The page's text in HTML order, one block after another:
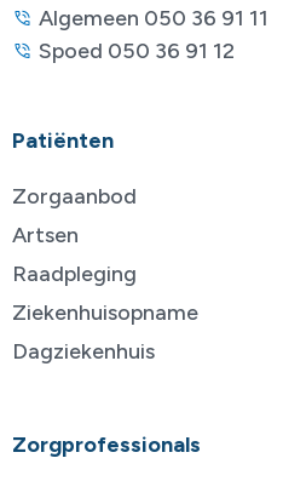
Algemeen 050 36 91 11
Spoed 050 36 91 12
Patiënten
Zorgaanbod
Artsen
Raadpleging
Ziekenhuisopname
Dagziekenhuis
Zorgprofessionals